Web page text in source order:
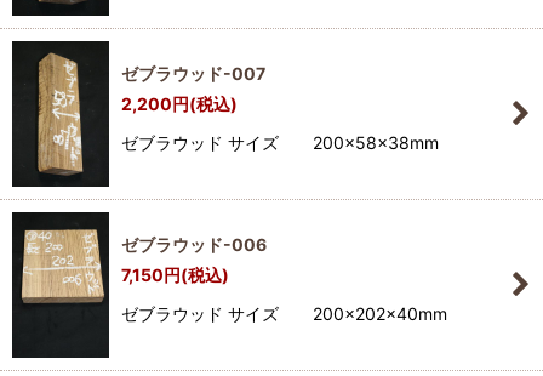
ゼブラウッド-007
2,200円(税込)
ゼブラウッド サイズ 200×58×38mm
ゼブラウッド-006
7,150円(税込)
ゼブラウッド サイズ 200×202×40mm